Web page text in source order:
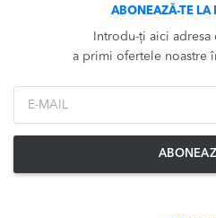
ABONEAZĂ-TE LA
Introdu-ți aici
a primi ofertele noastre